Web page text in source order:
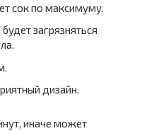
сок по максимуму.
загрязняться
дизайн.
иначе может